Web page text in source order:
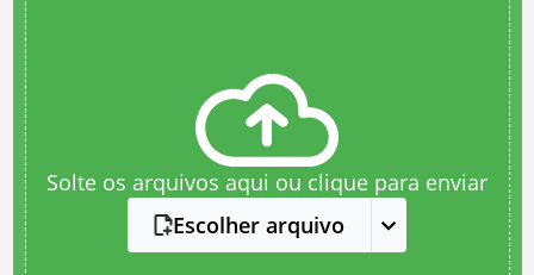
Solte os arquivos aqui ou clique para enviar
Escolher arquivo